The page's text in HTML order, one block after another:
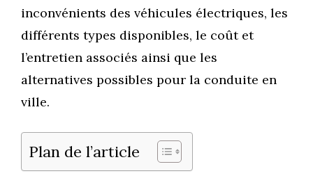
inconvénients des véhicules électriques, les
différents types disponibles, le coût et
l’entretien associés ainsi que les
alternatives possibles pour la conduite en
ville.
Plan de l’article